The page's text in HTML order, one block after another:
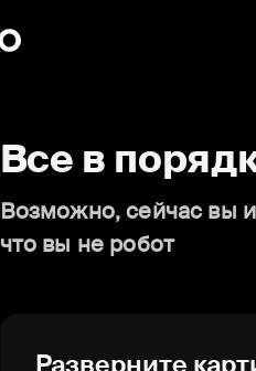
Все в
Возможно, сейчас вы
что вы не робот
Разверните